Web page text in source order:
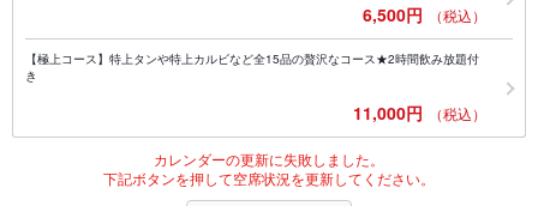
6,500円 （税込）
【極上コース】特上タンや特上カルビなど全15品の贅沢なコース★2時間飲み放題付
き
11,000円 （税込）
カレンダーの更新に失敗しました。
下記ボタンを押して空席状況を更新してください。